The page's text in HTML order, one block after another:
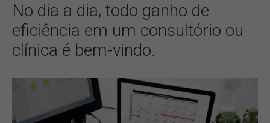
No dia a dia, todo ganho de
eficiência em um consultório ou
clínica é bem-vindo.